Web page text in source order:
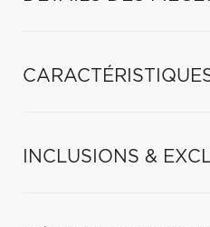
INCLUSIONS &